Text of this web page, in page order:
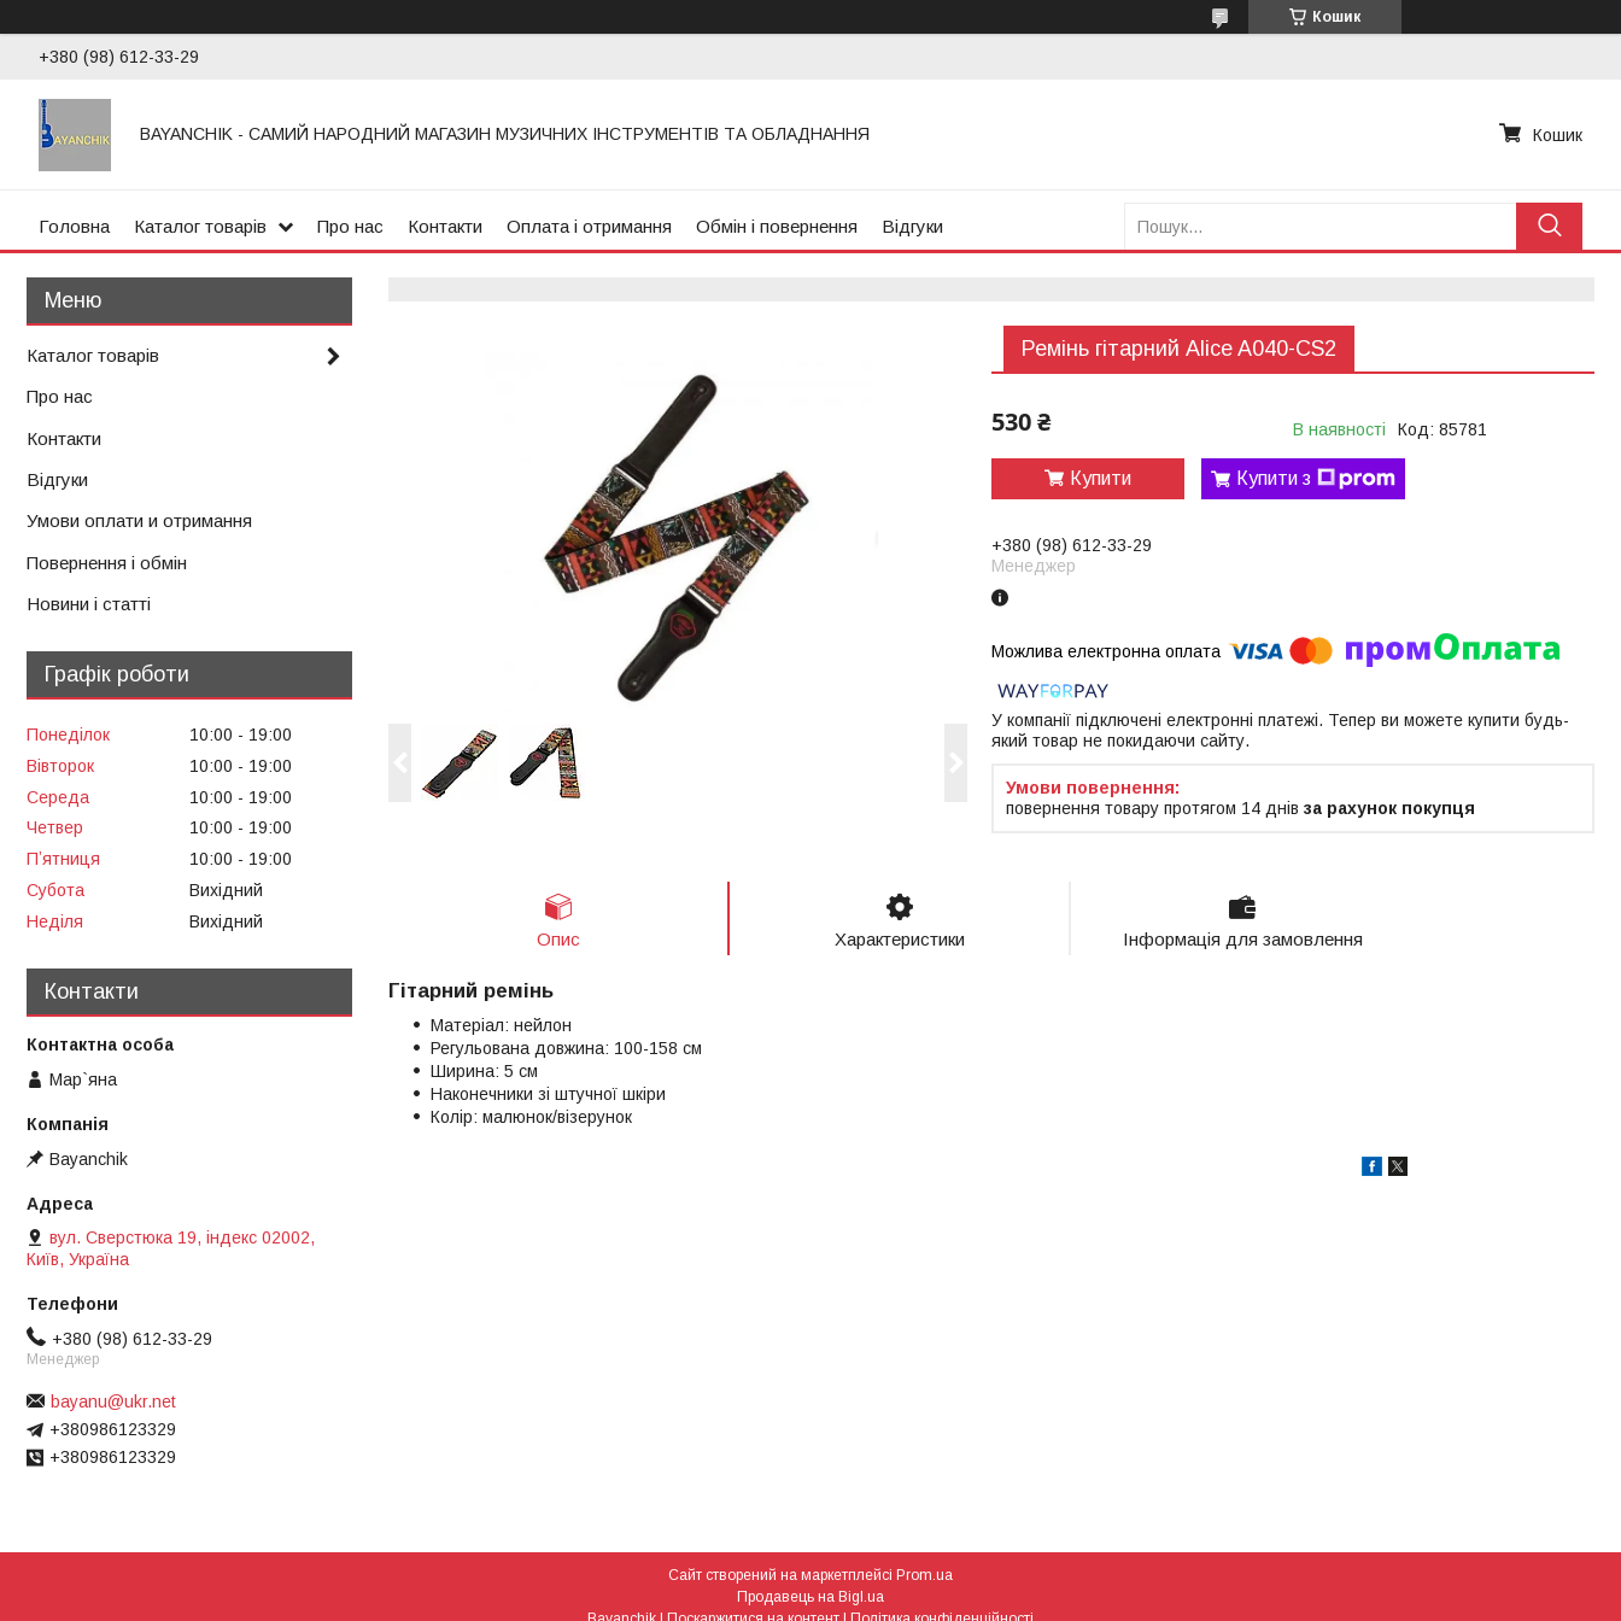
Кошик
+380 (98) 612-33-29
BAYANCHIK - САМИЙ НАРОДНИЙ МАГАЗИН МУЗИЧНИХ ІНСТРУМЕНТІВ ТА ОБЛАДНАННЯ Кошик
Головна Каталог товарів Про нас Контакти Оплата і отримання Обмін і повернення Відгуки
Ремінь гітарний Alice A040-CS2
530 ₴ В наявності Код: 85781
Купити Купити з
+380 (98) 612-33-29
Менеджер
У компанії підключені електронні платежі. Тепер ви можете купити будь-
який товар не покидаючи сайту.
повернення товару протягом 14 днів за рахунок покупця
Опис Характеристики Інформація для замовлення
Гітарний ремінь
Матеріал: нейлон
Регульована довжина: 100-158 см
Ширина: 5 см
Наконечники зі штучної шкіри
Колір: малюнок/візерунок
Каталог товарів
Про нас
Контакти
Відгуки
Умови оплати и отримання
Повернення і обмін
Новини і статті
Графік роботи
Понеділок 10:00
19:00
Вівторок
10:00
19:00
Середа
10:00
19:00
Четвер
10:00
19:00
Пʼятниця
10:00
19:00
Субота
Вихідний
Неділя
Вихідний
Контакти
Мар`яна
Bayanchik
вул. Сверстюка 19, індекс 02002,
Київ, Україна
+380 (98) 612-33-29
Менеджер
bayanu@ukr.net
+380986123329
+380986123329
Сайт створений на маркетплейсі Prom.ua
Продавець на Bigl.ua